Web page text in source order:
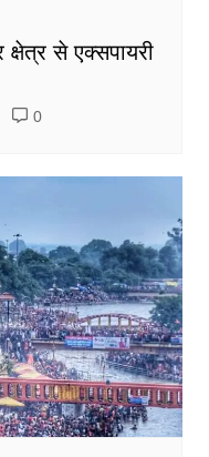
क्षेत्र से एक्सपायरी
0